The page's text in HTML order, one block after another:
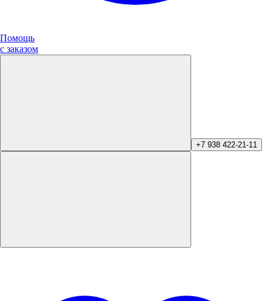
Помощь
с заказом
+7 938 422-21-11